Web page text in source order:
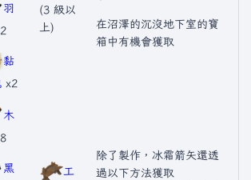
羽
黏
x2
(3 級以
上)
在沼澤的沉沒地下室的寶
箱中有機會獲取
木
黑
工
除了製作，冰霜箭矢還透
過以下方法獲取